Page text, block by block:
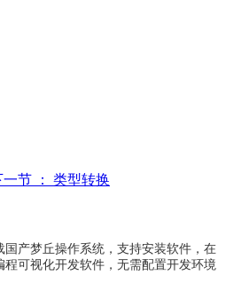
一节 ： 类型转换
国产梦丘操作系统，支持安装软件，在
程可视化开发软件，无需配置开发环境